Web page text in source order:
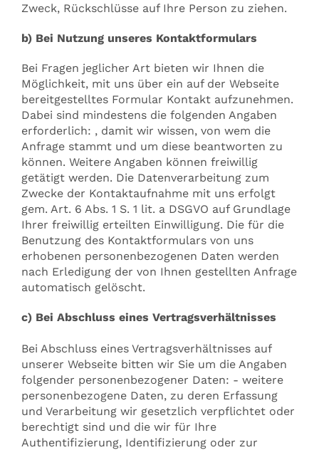
Zweck, Rückschlüsse auf Ihre Person zu ziehen.
b) Bei Nutzung unseres Kontaktformulars
Bei Fragen jeglicher Art bieten wir Ihnen die
Möglichkeit, mit uns über ein auf der Webseite
bereitgestelltes Formular Kontakt aufzunehmen.
Dabei sind mindestens die folgenden Angaben
erforderlich: , damit wir wissen, von wem die
Anfrage stammt und um diese beantworten zu
können. Weitere Angaben können freiwillig
getätigt werden. Die Datenverarbeitung zum
Zwecke der Kontaktaufnahme mit uns erfolgt
gem. Art. 6 Abs. 1 S. 1 lit. a DSGVO auf Grundlage
Ihrer freiwillig erteilten Einwilligung. Die für die
Benutzung des Kontaktformulars von uns
erhobenen personenbezogenen Daten werden
nach Erledigung der von Ihnen gestellten Anfrage
automatisch gelöscht.
c) Bei Abschluss eines Vertragsverhältnisses
Bei Abschluss eines Vertragsverhältnisses auf
unserer Webseite bitten wir Sie um die Angaben
folgender personenbezogener Daten: - weitere
personenbezogene Daten, zu deren Erfassung
und Verarbeitung wir gesetzlich verpflichtet oder
berechtigt sind und die wir für Ihre
Authentifizierung, Identifizierung oder zur